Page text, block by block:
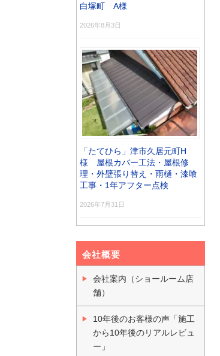
白塚町 A様
2026年8月3日
「たてひら」津市久居元町H
様 屋根カバー工法・屋根修
理・外壁張り替え・雨樋・漆喰
工事・1年アフター点検
2026年7月31日
会社概要
会社案内（ショールーム店
舗）
10年後のお客様の声「施工
から10年後のリアルレビュ
ー」